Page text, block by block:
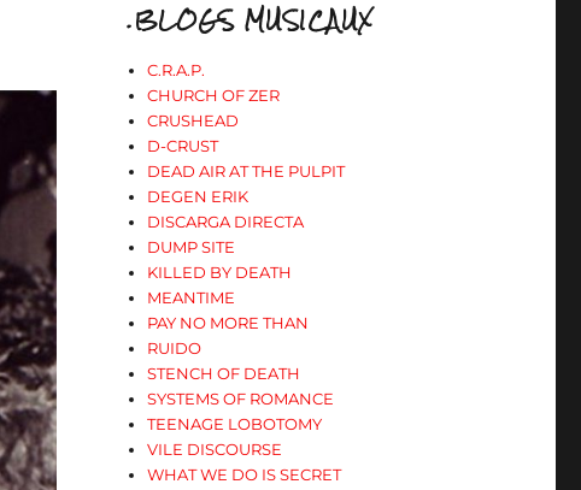
.BLOGS MUSICAUX
C.R.A.P.
CHURCH OF ZER
CRUSHEAD
D-CRUST
DEAD AIR AT THE PULPIT
DEGEN ERIK
DISCARGA DIRECTA
DUMP SITE
KILLED BY DEATH
MEANTIME
PAY NO MORE THAN
RUIDO
STENCH OF DEATH
SYSTEMS OF ROMANCE
TEENAGE LOBOTOMY
VILE DISCOURSE
WHAT WE DO IS SECRET